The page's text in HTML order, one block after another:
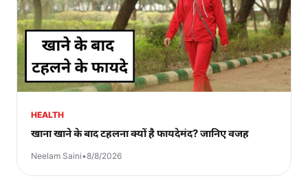
HEALTH
खाना खाने के बाद टहलना क्यों है फायदेमंद? जानिए वजह
Neelam Saini•8/8/2026